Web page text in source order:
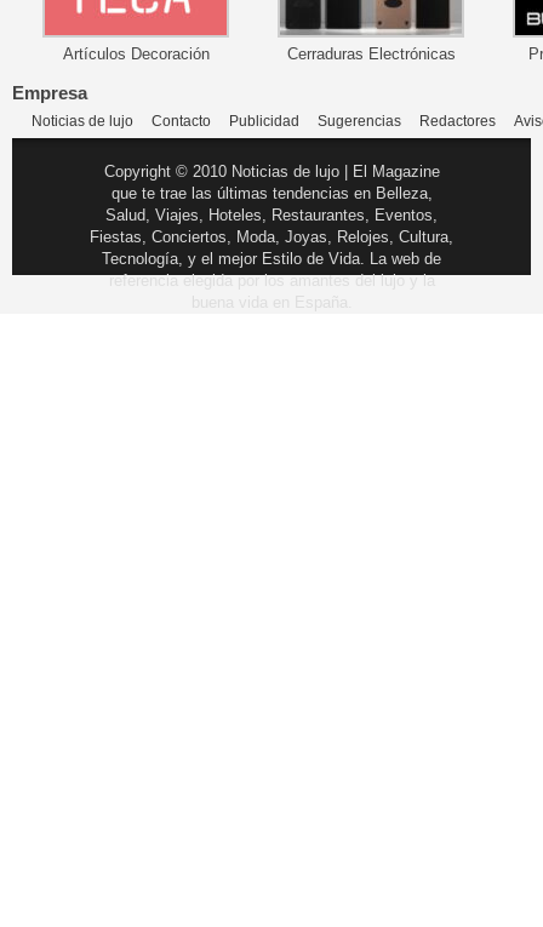
Artículos Decoración Cerraduras Electrónicas
Empresa
Noticias de lujo Contacto Publicidad Sugerencias Redactores
Copyright © 2010 Noticias de lujo | El Magazine
que te trae las últimas tendencias en Belleza,
Salud, Viajes, Hoteles, Restaurantes, Eventos,
Fiestas, Conciertos, Moda, Joyas, Relojes, Cultura,
Tecnología, y el mejor Estilo de Vida. La web de
referencia elegida por los amantes del lujo y la